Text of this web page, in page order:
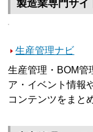
製造業専門サイ
生産管理ナビ
生産管理・BOM管
ア・イベント情報
コンテンツをまと